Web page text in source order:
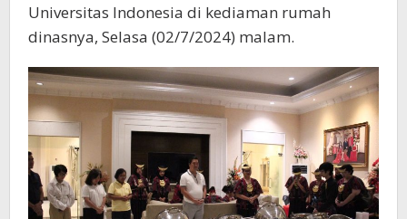
Universitas Indonesia di kediaman rumah
dinasnya, Selasa (02/7/2024) malam.